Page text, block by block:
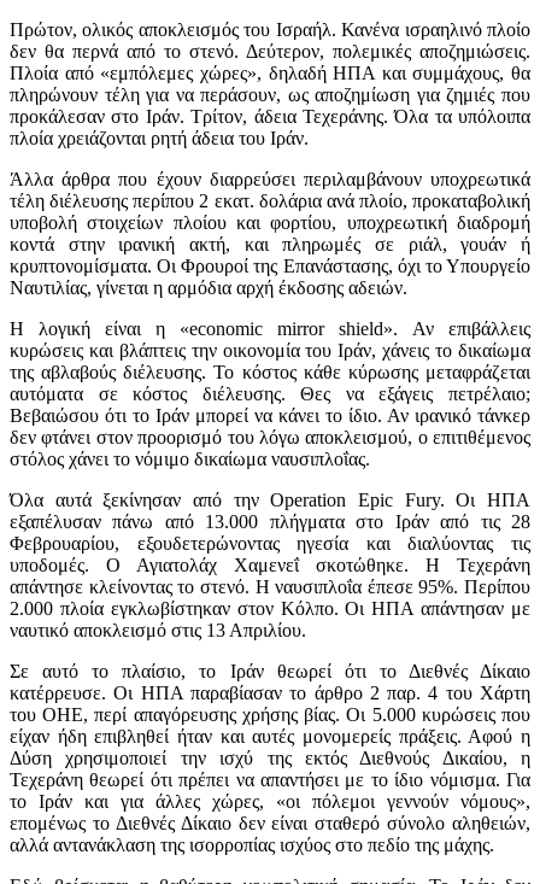
Πρώτον, ολικός αποκλεισμός του Ισραήλ. Κανένα ισραηλινό πλοίο
δεν θα περνά από το στενό. Δεύτερον, πολεμικές αποζημιώσεις.
Πλοία από «εμπόλεμες χώρες», δηλαδή ΗΠΑ και συμμάχους, θα
πληρώνουν τέλη για να περάσουν, ως αποζημίωση για ζημιές που
προκάλεσαν στο Ιράν. Τρίτον, άδεια Τεχεράνης. Όλα τα υπόλοιπα
πλοία χρειάζονται ρητή άδεια του Ιράν.
Άλλα άρθρα που έχουν διαρρεύσει περιλαμβάνουν υποχρεωτικά
τέλη διέλευσης περίπου 2 εκατ. δολάρια ανά πλοίο, προκαταβολική
υποβολή στοιχείων πλοίου και φορτίου, υποχρεωτική διαδρομή
κοντά στην ιρανική ακτή, και πληρωμές σε ριάλ, γουάν ή
κρυπτονομίσματα. Οι Φρουροί της Επανάστασης, όχι το Υπουργείο
Ναυτιλίας, γίνεται η αρμόδια αρχή έκδοσης αδειών.
Η λογική είναι η «economic mirror shield». Αν επιβάλλεις
κυρώσεις και βλάπτεις την οικονομία του Ιράν, χάνεις το δικαίωμα
της αβλαβούς διέλευσης. Το κόστος κάθε κύρωσης μεταφράζεται
αυτόματα σε κόστος διέλευσης. Θες να εξάγεις πετρέλαιο;
Βεβαιώσου ότι το Ιράν μπορεί να κάνει το ίδιο. Αν ιρανικό τάνκερ
δεν φτάνει στον προορισμό του λόγω αποκλεισμού, ο επιτιθέμενος
στόλος χάνει το νόμιμο δικαίωμα ναυσιπλοΐας.
Όλα αυτά ξεκίνησαν από την Operation Epic Fury. Οι ΗΠΑ
εξαπέλυσαν πάνω από 13.000 πλήγματα στο Ιράν από τις 28
Φεβρουαρίου, εξουδετερώνοντας ηγεσία και διαλύοντας τις
υποδομές. Ο Αγιατολάχ Χαμενεΐ σκοτώθηκε. Η Τεχεράνη
απάντησε κλείνοντας το στενό. Η ναυσιπλοΐα έπεσε 95%. Περίπου
2.000 πλοία εγκλωβίστηκαν στον Κόλπο. Οι ΗΠΑ απάντησαν με
ναυτικό αποκλεισμό στις 13 Απριλίου.
Σε αυτό το πλαίσιο, το Ιράν θεωρεί ότι το Διεθνές Δίκαιο
κατέρρευσε. Οι ΗΠΑ παραβίασαν το άρθρο 2 παρ. 4 του Χάρτη
του ΟΗΕ, περί απαγόρευσης χρήσης βίας. Οι 5.000 κυρώσεις που
είχαν ήδη επιβληθεί ήταν και αυτές μονομερείς πράξεις. Αφού η
Δύση χρησιμοποιεί την ισχύ της εκτός Διεθνούς Δικαίου, η
Τεχεράνη θεωρεί ότι πρέπει να απαντήσει με το ίδιο νόμισμα. Για
το Ιράν και για άλλες χώρες, «οι πόλεμοι γεννούν νόμους»,
επομένως το Διεθνές Δίκαιο δεν είναι σταθερό σύνολο αληθειών,
αλλά αντανάκλαση της ισορροπίας ισχύος στο πεδίο της μάχης.